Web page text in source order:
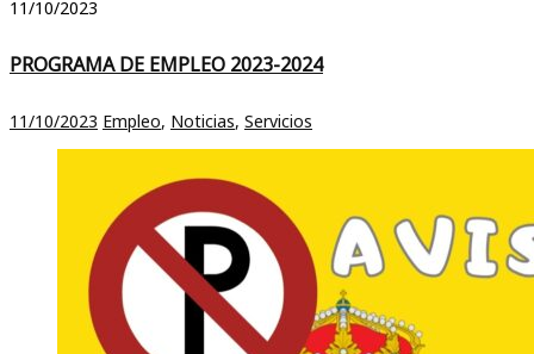
11/10/2023
PROGRAMA DE EMPLEO 2023-2024
11/10/2023 Empleo, Noticias, Servicios